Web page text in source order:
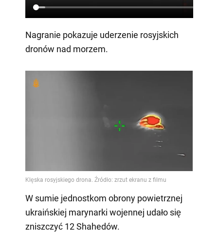
Nagranie pokazuje uderzenie rosyjskich
dronów nad morzem.
W sumie jednostkom obrony powietrznej
ukraińskiej marynarki wojennej udało się
zniszczyć 12 Shahedów.